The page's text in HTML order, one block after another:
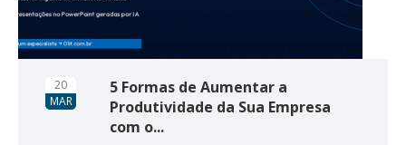
20
MAR
5 Formas de Aumentar a
Produtividade da Sua Empresa
com o...